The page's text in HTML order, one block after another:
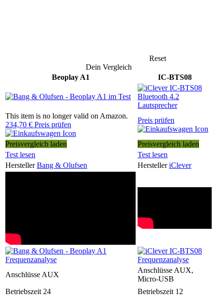
Reset
Dein Vergleich
Beoplay A1
IC-BTS08
This item is no longer valid on Amazon.
234,70 € Preis prüfen
Preis prüfen
Preisvergleich laden
Preisvergleich laden
Test lesen
Test lesen
Hersteller Bang & Olufsen Hersteller iClever
Anschlüsse AUX
Anschlüsse AUX,
Micro-USB
Betriebszeit 24 Betriebszeit 12